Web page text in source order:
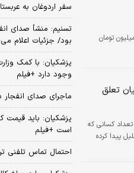
تلفیق بودجه مجلس اعلام کرد: با افزایش وام ازدواج به مبلغ ۳۰۰ میلیون تومان
تعلق
کسانی که
به اخذ وام ازدواج شدند، حدود ٣٠ هزار نفر نسبت به سال ۱۴۰۰ تقلیل پیدا کرده
سفر اردوغان به
تسنیم: منشأ صدای
بود/ جزئیات اعلام
پزشکیان: با کمک
وجود دارد +فیلم
ماجرای صدای
پزشکیان: باید قیمت
است +فیلم
احتمال تماس تلفنی